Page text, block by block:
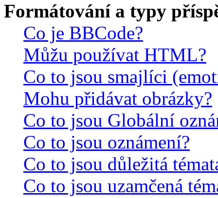
Formátování a typy
Co je BBCode?
Můžu používat HTML?
Co to jsou smajlíci
Mohu přidávat obrázky?
Co to jsou Globální
Co to jsou oznámení?
Co to jsou důležitá
Co to jsou uzamčená